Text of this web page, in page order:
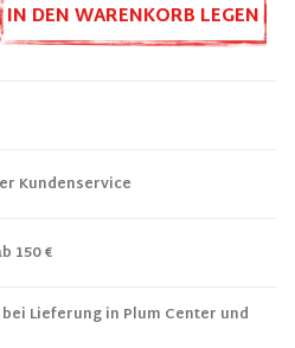
IN DEN WARENKORB LEGEN
Kundenservice
150 €
bei Lieferung in Plum Center und